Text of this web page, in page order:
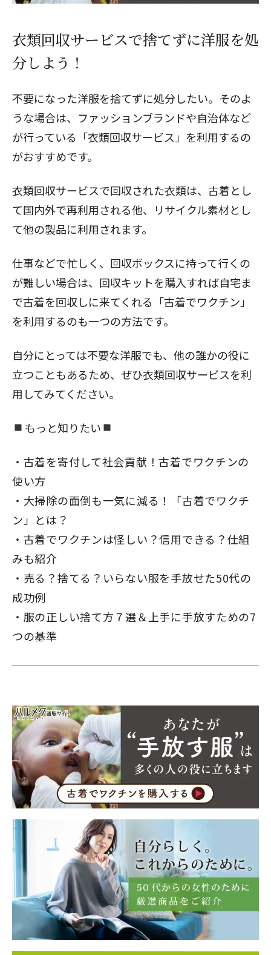
衣類回収サービスで捨てずに洋服を処
分しよう！
不要になった洋服を捨てずに処分したい。そのよ
うな場合は、ファッションブランドや自治体など
が行っている「衣類回収サービス」を利用するの
がおすすめです。
衣類回収サービスで回収された衣類は、古着とし
て国内外で再利用される他、リサイクル素材とし
て他の製品に利用されます。
仕事などで忙しく、回収ボックスに持って行くの
が難しい場合は、回収キットを購入すれば自宅ま
で古着を回収しに来てくれる「古着でワクチン 」
を利用するのも一つの方法です。
自分にとっては不要な洋服でも、他の誰かの役に
立つこともあるため、ぜひ衣類回収サービスを利
用してみてください。
もっと知りたい
古着を寄付して社会貢献！古着でワクチンの
使い方
大掃除の面倒も一気に減る！「古着でワクチ
ン」とは？
古着でワクチンは怪しい？信用できる？仕組
みも紹介
売る？捨てる？いらない服を手放せた50代の
成功例
服の正しい捨て方７選＆上手に手放すための7
つの基準